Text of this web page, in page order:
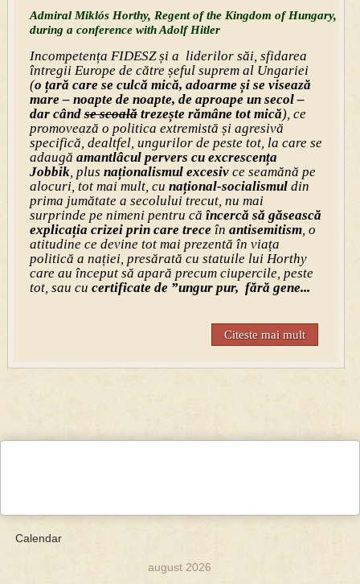
Admiral Miklós Horthy, Regent of the Kingdom of Hungary,
during a conference with Adolf Hitler
Incompetența FIDESZ și a liderilor săi, sfidarea
întregii Europe de către șeful suprem al Ungariei
(o țară care se culcă mică, adoarme și se visează
mare – noapte de noapte, de aproape un secol –
dar când se scoalătrezește rămâne tot mică), ce
promovează o politica extremistă și agresivă
specifică, dealtfel, ungurilor de peste tot, la care se
adaugă amantlâcul pervers cu excrescența
Jobbik, plus naționalismul excesivce seamănă pe
alocuri, tot mai mult, cu național-socialismuldin
prima jumătate a secolului trecut, nu mai
surprinde pe nimeni pentru că încercă să găsească
explicația crizei prin care trece în antisemitism, o
atitudine ce devine tot mai prezentă în viața
politică a nației, presărată cu statuile lui Horthy
care au început să apară precum ciupercile, peste
tot, sau cu certificate de ”ungur pur, fără gene...
Citeste mai mult
Calendar
august 2026